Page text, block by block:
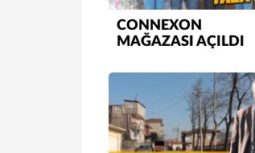
CONNEXON
MAĞAZASI AÇILDI